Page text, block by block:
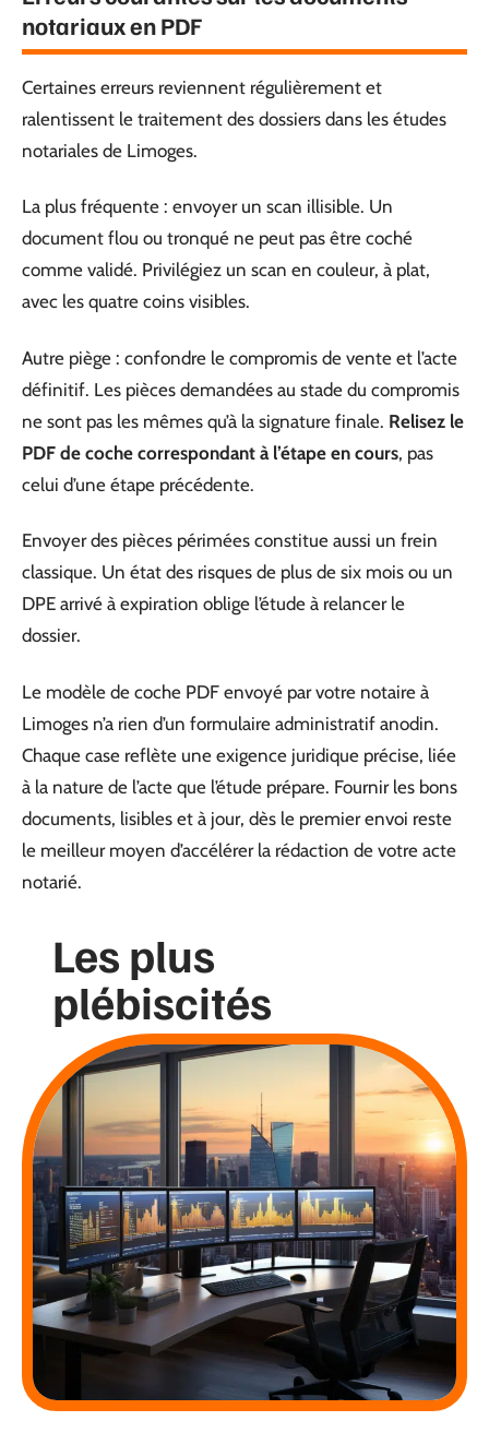
notariaux en PDF
Certaines erreurs reviennent régulièrement et
ralentissent le traitement des dossiers dans les études
notariales de Limoges.
La plus fréquente : envoyer un scan illisible. Un
document flou ou tronqué ne peut pas être coché
comme validé. Privilégiez un scan en couleur, à plat,
avec les quatre coins visibles.
Autre piège : confondre le compromis de vente et l’acte
définitif. Les pièces demandées au stade du compromis
ne sont pas les mêmes qu’à la signature finale. Relisez le
PDF de coche correspondant à l’étape en cours, pas
celui d’une étape précédente.
Envoyer des pièces périmées constitue aussi un frein
classique. Un état des risques de plus de six mois ou un
DPE arrivé à expiration oblige l’étude à relancer le
dossier.
Le modèle de coche PDF envoyé par votre notaire à
Limoges n’a rien d’un formulaire administratif anodin.
Chaque case reflète une exigence juridique précise, liée
à la nature de l’acte que l’étude prépare. Fournir les bons
documents, lisibles et à jour, dès le premier envoi reste
le meilleur moyen d’accélérer la rédaction de votre acte
notarié.
Les plus
plébiscités